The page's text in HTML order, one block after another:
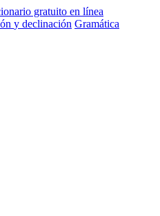
y declinación Gramática